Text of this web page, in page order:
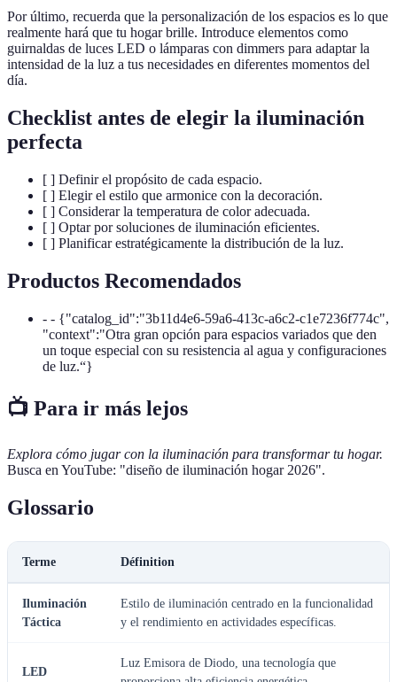
Por último, recuerda que la personalización de los espacios es lo que
realmente hará que tu hogar brille. Introduce elementos como
guirnaldas de luces LED o lámparas con dimmers para adaptar la
intensidad de la luz a tus necesidades en diferentes momentos del
día.
Checklist antes de elegir la iluminación
perfecta
[ ] Definir el propósito de cada espacio.
[ ] Elegir el estilo que armonice con la decoración.
[ ] Considerar la temperatura de color adecuada.
[ ] Optar por soluciones de iluminación eficientes.
[ ] Planificar estratégicamente la distribución de la luz.
Productos Recomendados
- - {"catalog_id":"3b11d4e6-59a6-413c-a6c2-c1e7236f774c",
"context":"Otra gran opción para espacios variados que den
un toque especial con su resistencia al agua y configuraciones
de luz.“}
📺 Para ir más lejos
Explora cómo jugar con la iluminación para transformar tu hogar.
Busca en YouTube: "diseño de iluminación hogar 2026".
Glossario
Terme Définition
Iluminación
Táctica
Estilo de iluminación centrado en la funcionalidad
y el rendimiento en actividades específicas.
LED
Luz Emisora de Diodo, una tecnología que